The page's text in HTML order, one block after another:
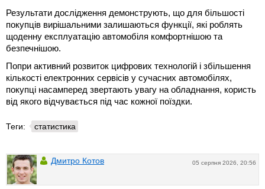
Результати дослідження демонструють, що для більшості
покупців вирішальними залишаються функції, які роблять
щоденну експлуатацію автомобіля комфортнішою та
безпечнішою.
Попри активний розвиток цифрових технологій і збільшення
кількості електронних сервісів у сучасних автомобілях,
покупці насамперед звертають увагу на обладнання, користь
від якого відчувається під час кожної поїздки.
Теги: статистика
05 серпня 2026, 20:56
Дмитро Котов